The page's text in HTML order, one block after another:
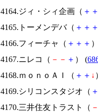
4164.ジィ・シィ企画（ ＋ ＋
4165.トーメンデバ（ ＋ ＋ ＋
4166.フィーチャ（ ＋ ＋ ＋
4167.ニレコ（ － － ＋ ） (
4168.ｍｏｎｏＡＩ（ ＋ ＋ ↓
4169.シリコンスタジオ（ ＋
4170.三井住友トラスト（ －